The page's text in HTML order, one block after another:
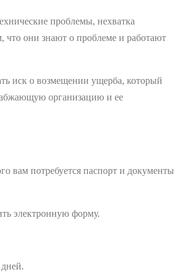
проблемы, нехватка
что они знают о проблеме и работают
иск о возмещении ущерба, который
организацию и ее
вам потребуется паспорт и документы
электронную форму.